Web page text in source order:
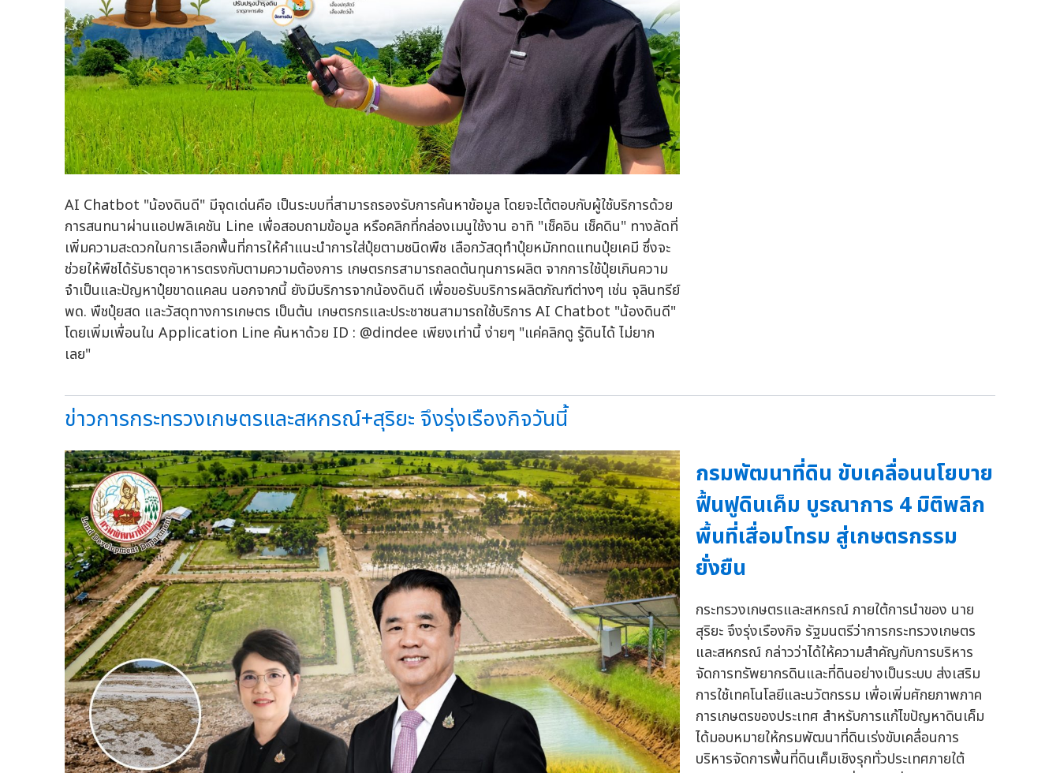
AI Chatbot "น้องดินดี" มีจุดเด่นคือ เป็นระบบที่สามารถรองรับการค้นหาข้อมูล โดยจะโต้ตอบกับผู้ใช้บริการด้วย
การสนทนาผ่านแอปพลิเคชัน Line เพื่อสอบถามข้อมูล หรือคลิกที่กล่องเมนูใช้งาน อาทิ "เช็คอิน เช็คดิน" ทางลัดที่
เพิ่มความสะดวกในการเลือกพื้นที่การให้คำแนะนำการใส่ปุ๋ยตามชนิดพืช เลือกวัสดุทำปุ๋ยหมักทดแทนปุ๋ยเคมี ซึ่งจะ
ช่วยให้พืชได้รับธาตุอาหารตรงกับตามความต้องการ เกษตรกรสามารถลดต้นทุนการผลิต จากการใช้ปุ๋ยเกินความ
จำเป็นและปัญหาปุ๋ยขาดแคลน นอกจากนี้ ยังมีบริการจากน้องดินดี เพื่อขอรับบริการผลิตภัณฑ์ต่างๆ เช่น จุลินทรีย์
พด. พืชปุ๋ยสด และวัสดุทางการเกษตร เป็นต้น เกษตรกรและประชาชนสามารถใช้บริการ AI Chatbot "น้องดินดี"
โดยเพิ่มเพื่อนใน Application Line ค้นหาด้วย ID : @dindee เพียงเท่านี้ ง่ายๆ "แค่คลิกดู รู้ดินได้ ไม่ยาก
เลย"
ข่าวการกระทรวงเกษตรและสหกรณ์+สุริยะ จึงรุ่งเรืองกิจวันนี้
กรมพัฒนาที่ดิน ขับเคลื่อนนโยบาย
ฟื้นฟูดินเค็ม บูรณาการ 4 มิติพลิก
พื้นที่เสื่อมโทรม สู่เกษตรกรรม
ยั่งยืน
กระทรวงเกษตรและสหกรณ์ ภายใต้การนำของ นาย
สุริยะ จึงรุ่งเรืองกิจ รัฐมนตรีว่าการกระทรวงเกษตร
และสหกรณ์ กล่าวว่าได้ให้ความสำคัญกับการบริหาร
จัดการทรัพยากรดินและที่ดินอย่างเป็นระบบ ส่งเสริม
การใช้เทคโนโลยีและนวัตกรรม เพื่อเพิ่มศักยภาพภาค
การเกษตรของประเทศ สำหรับการแก้ไขปัญหาดินเค็ม
ได้มอบหมายให้กรมพัฒนาที่ดินเร่งขับเคลื่อนการ
บริหารจัดการพื้นที่ดินเค็มเชิงรุกทั่วประเทศภายใต้